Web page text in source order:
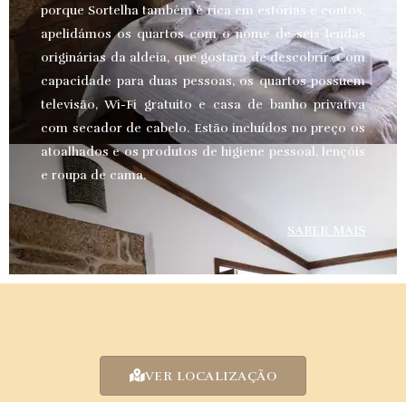
porque Sortelha também é rica em estórias e contos,
apelidámos os quartos com o nome de seis lendas
originárias da aldeia, que gostará de descobrir. Com
capacidade para duas pessoas, os quartos possuem
televisão, Wi-Fi gratuito e casa de banho privativa
com secador de cabelo. Estão incluídos no preço os
atoalhados e os produtos de higiene pessoal, lençóis
e roupa de cama.
SABER MAIS
VER LOCALIZAÇÃO